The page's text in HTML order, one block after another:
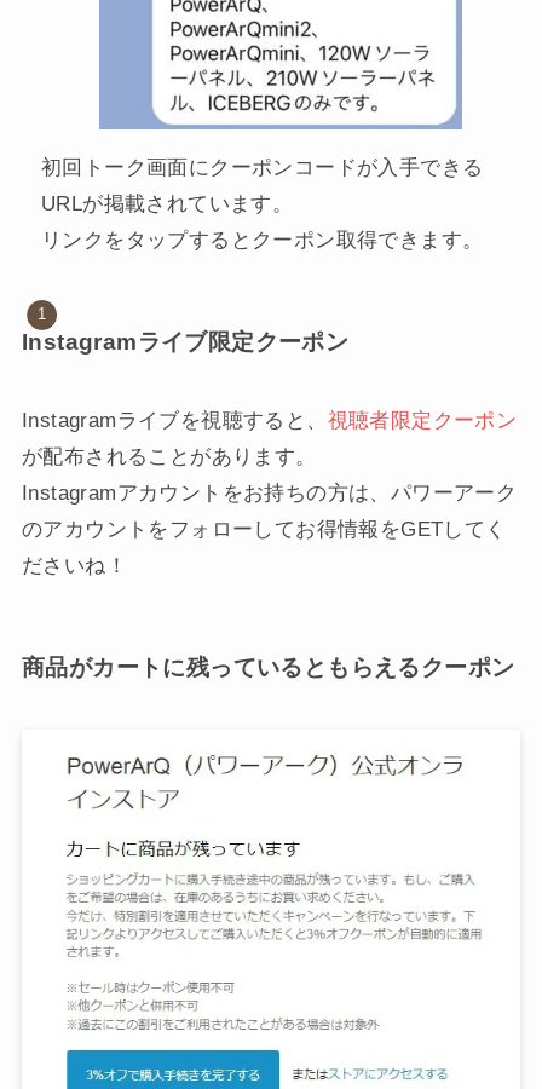
初回トーク画面にクーポンコードが入手できる
URLが掲載されています。
リンクをタップするとクーポン取得できます。
Instagramライブ限定クーポン
Instagramライブを視聴すると、 視聴者限定クーポン
が配布されることがあります。
Instagramアカウントをお持ちの方は、パワーアーク
のアカウントをフォローしてお得情報をGETしてく
ださいね！
商品がカートに残っているともらえるクーポン